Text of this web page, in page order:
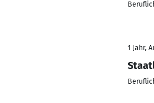
1 Jahr,